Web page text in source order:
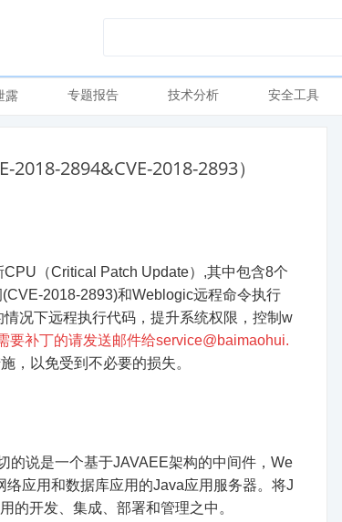
露 专题报告 技术分析 安全工具
2894&CVE-2018-2893）
（Critical Patch Update）,其中包含8个
2018-2893)和Weblogic远程命令执行
况下远程执行代码，提升系统权限，控制w
要补丁的请发送邮件给service@baimaohui.
，以免受到不必要的损失。
的说是一个基于JAVAEE架构的中间件，We
应用和数据库应用的Java应用服务器。将J
的开发、集成、部署和管理之中。